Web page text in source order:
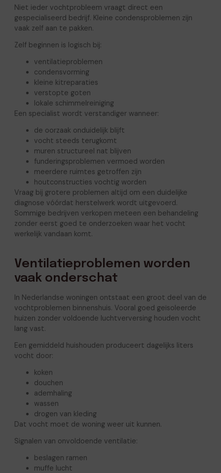
Niet ieder vochtprobleem vraagt direct een
gespecialiseerd bedrijf. Kleine condensproblemen zijn
vaak zelf aan te pakken.
Zelf beginnen is logisch bij:
ventilatieproblemen
condensvorming
kleine kitreparaties
verstopte goten
lokale schimmelreiniging
Een specialist wordt verstandiger wanneer:
de oorzaak onduidelijk blijft
vocht steeds terugkomt
muren structureel nat blijven
funderingsproblemen vermoed worden
meerdere ruimtes getroffen zijn
houtconstructies vochtig worden
Vraag bij grotere problemen altijd om een duidelijke
diagnose vóórdat herstelwerk wordt uitgevoerd.
Sommige bedrijven verkopen meteen een behandeling
zonder eerst goed te onderzoeken waar het vocht
werkelijk vandaan komt.
Ventilatieproblemen worden
vaak onderschat
In Nederlandse woningen ontstaat een groot deel van de
vochtproblemen binnenshuis. Vooral goed geïsoleerde
huizen zonder voldoende luchtverversing houden vocht
lang vast.
Een gemiddeld huishouden produceert dagelijks liters
vocht door:
koken
douchen
ademhaling
wassen
drogen van kleding
Dat vocht moet de woning weer uit kunnen.
Signalen van onvoldoende ventilatie:
beslagen ramen
muffe lucht